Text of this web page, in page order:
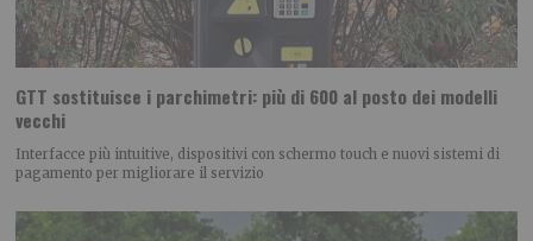
GTT sostituisce i parchimetri: più di 600 al posto dei modelli
vecchi
Interfacce più intuitive, dispositivi con schermo touch e nuovi sistemi di
pagamento per migliorare il servizio